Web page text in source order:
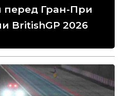
перед Гран-При
BritishGP 2026